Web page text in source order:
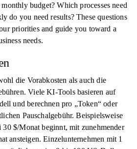
budget? Which processes need
do you need results? These questions
priorities and guide you toward a
needs.
die Vorabkosten als auch die
Viele KI-Tools basieren auf
und berechnen pro „Token“ oder
Pauschalgebühr. Beispielsweise
30 $/Monat beginnt, mit zunehmender
ansteigen. Einzelunternehmen mit 1